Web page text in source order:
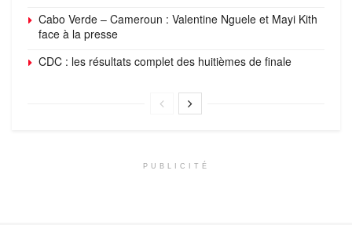
Cabo Verde – Cameroun : Valentine Nguele et Mayi Kith
face à la presse
CDC : les résultats complet des huitièmes de finale
PUBLICITÉ